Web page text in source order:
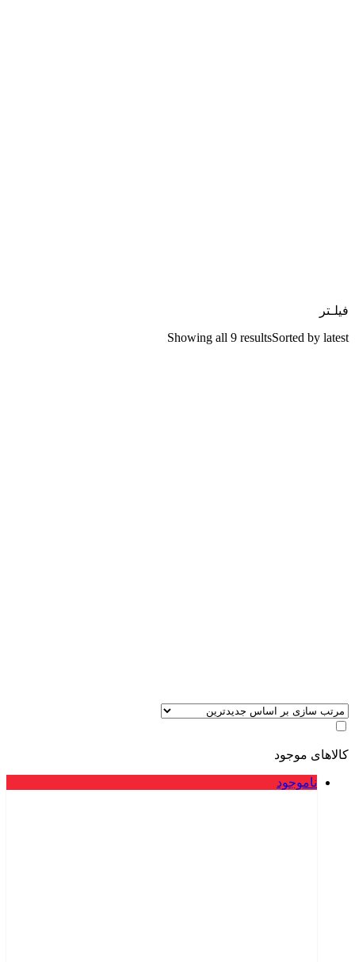
فیلـتر
Showing all 9 resultsSorted by latest
کالاهای موجود
ناموجود